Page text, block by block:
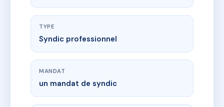
TYPE
Syndic professionnel
MANDAT
un mandat de syndic